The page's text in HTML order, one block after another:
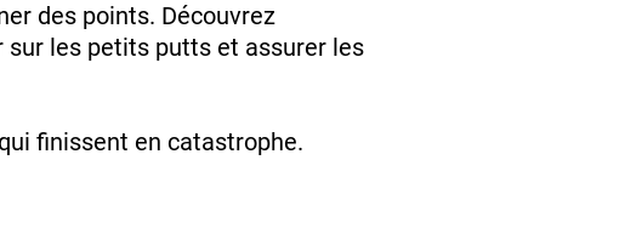
des points. Découvrez
sur les petits putts et assurer les
finissent en catastrophe.